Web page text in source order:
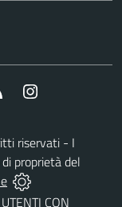
RSS
riservati - I
proprietà del
CON